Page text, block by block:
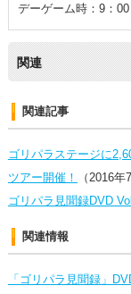
デーゲーム時：9：
関連
関連記事
ゴリパラステージに
ツアー開催！
（2016年
ゴリパラ見聞録DVD
関連情報
「ゴリパラ見聞録」